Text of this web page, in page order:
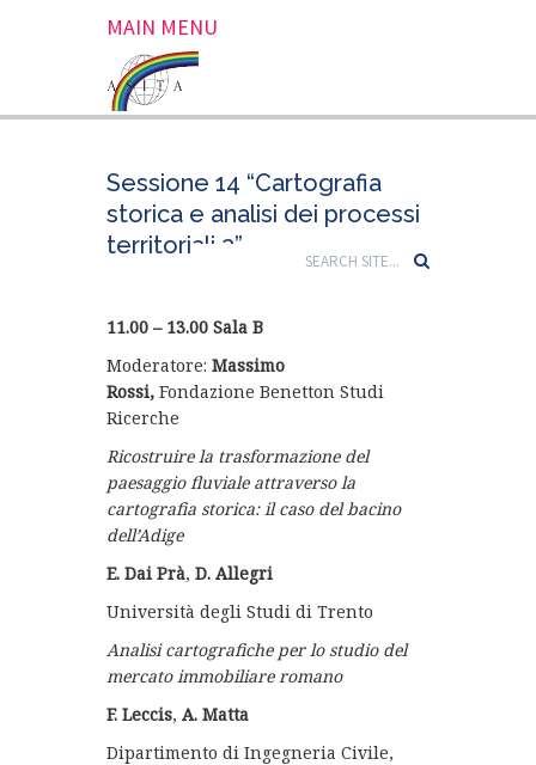
MAIN MENU
Sessione 14 “Cartografia
storica e analisi dei processi
territoriali 2”
11.00 – 13.00 Sala B
Moderatore: Massimo
Rossi, Fondazione Benetton Studi
Ricerche
Ricostruire la trasformazione del
paesaggio fluviale attraverso la
cartografia storica: il caso del bacino
dell’Adige
E. Dai Prà, D. Allegri
Università degli Studi di Trento
Analisi cartografiche per lo studio del
mercato immobiliare romano
F. Leccis, A. Matta
Dipartimento di Ingegneria Civile,